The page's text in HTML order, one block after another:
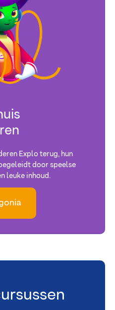
Explo terug, hun
door speelse
leuke inhoud.